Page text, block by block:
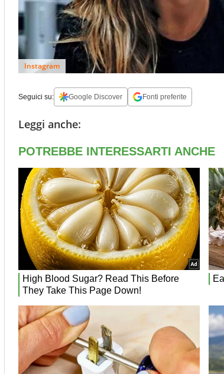
Instagram
Seguici su: Google Discover Fonti preferite
Leggi anche: